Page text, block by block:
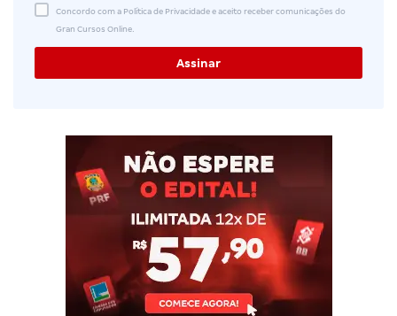
Concordo com a Política de Privacidade e aceito receber comunicações do
Gran Cursos Online.